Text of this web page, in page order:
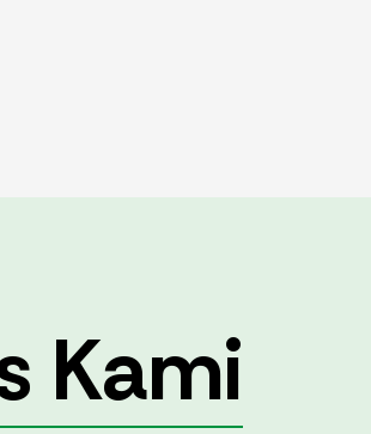
Kami